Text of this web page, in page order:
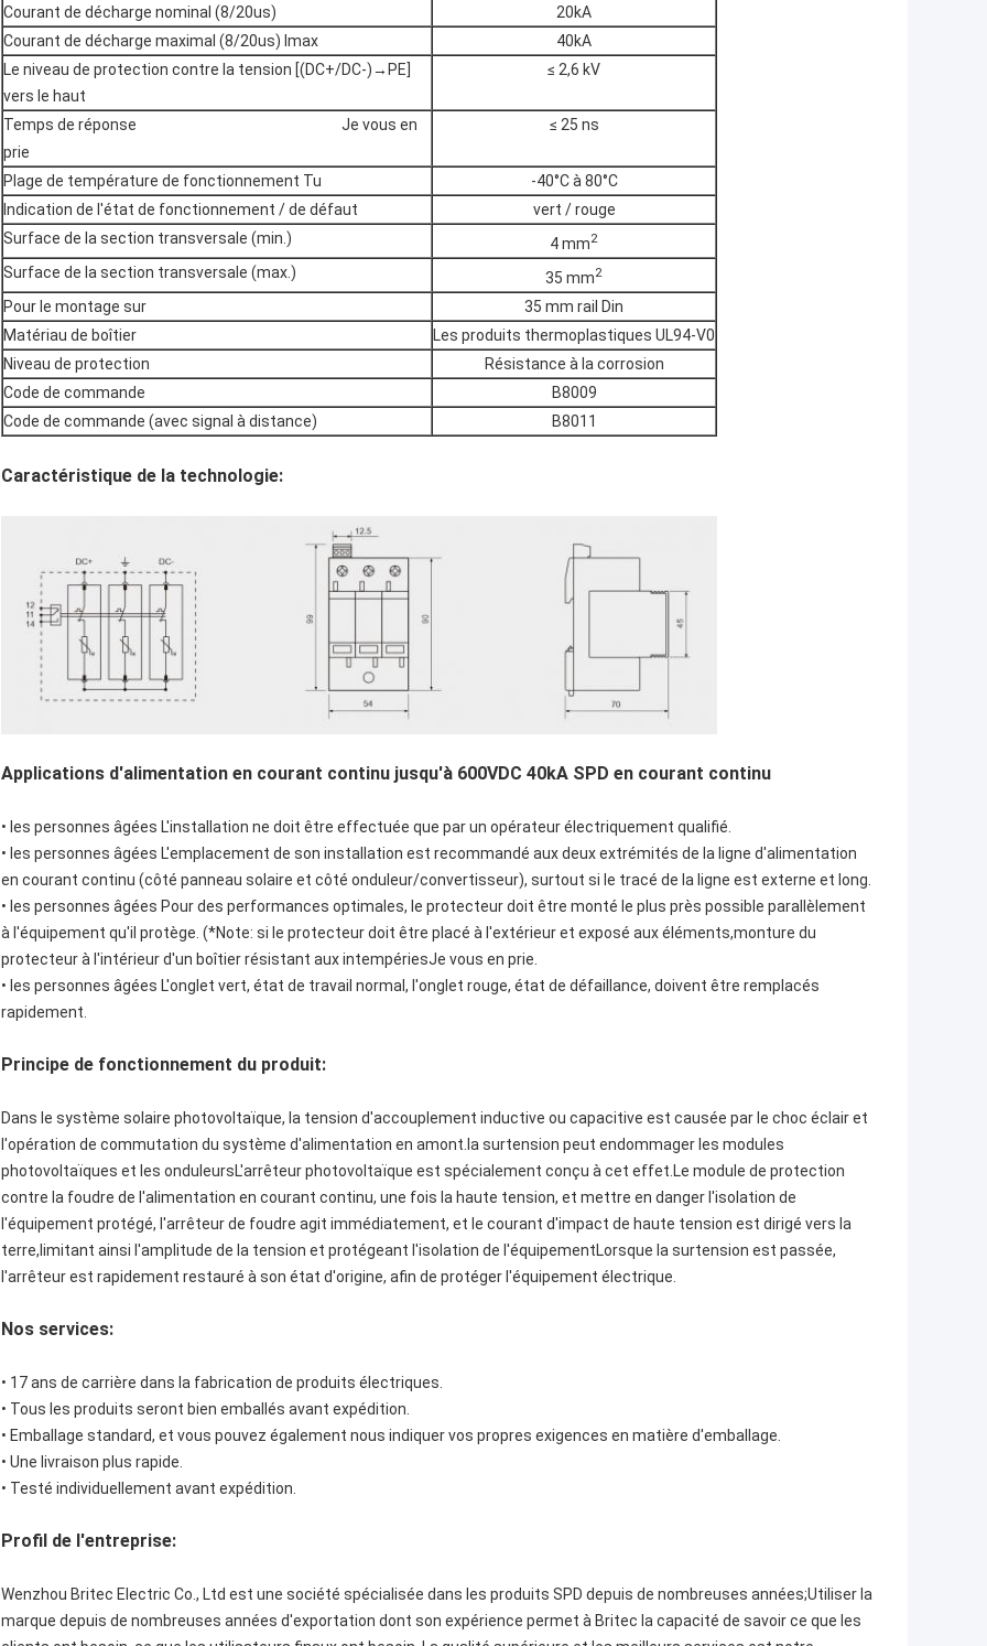
Courant de décharge nominal (8/20us)
20kA
Courant de décharge maximal (8/20us) Imax
40kA
Le niveau de protection contre la tension [(DC+/DC-)→PE]
vers le haut
≤ 2,6 kV
Temps de réponse
Je vous en
prie
≤ 25 ns
Plage de température de fonctionnement Tu
-40°C à 80°C
Indication de l'état de fonctionnement / de défaut
vert / rouge
Surface de la section transversale (min.)
4 mm2
Surface de la section transversale (max.) 35 mm2
Pour le montage sur
35 mm rail Din
Matériau de boîtier
Les produits thermoplastiques UL94-V0
Niveau de protection
Résistance à la corrosion
Code de commande
B8009
Code de commande (avec signal à distance)
B8011
Caractéristique de la technologie:
Applications d'alimentation en courant continu jusqu'à 600VDC 40kA SPD en courant continu
• les personnes âgées L'installation ne doit être effectuée que par un opérateur électriquement qualifié.
• les personnes âgées L'emplacement de son installation est recommandé aux deux extrémités de la ligne d'alimentation
en courant continu (côté panneau solaire et côté onduleur/convertisseur), surtout si le tracé de la ligne est externe et long.
• les personnes âgées Pour des performances optimales, le protecteur doit être monté le plus près possible parallèlement
à l'équipement qu'il protège. (*Note: si le protecteur doit être placé à l'extérieur et exposé aux éléments,monture du
protecteur à l'intérieur d'un boîtier résistant aux intempériesJe vous en prie.
• les personnes âgées L'onglet vert, état de travail normal, l'onglet rouge, état de défaillance, doivent être remplacés
rapidement.
Principe de fonctionnement du produit:
Dans le système solaire photovoltaïque, la tension d'accouplement inductive ou capacitive est causée par le choc éclair et
l'opération de commutation du système d'alimentation en amont.la surtension peut endommager les modules
photovoltaïques et les onduleursL'arrêteur photovoltaïque est spécialement conçu à cet effet.Le module de protection
contre la foudre de l'alimentation en courant continu, une fois la haute tension, et mettre en danger l'isolation de
l'équipement protégé, l'arrêteur de foudre agit immédiatement, et le courant d'impact de haute tension est dirigé vers la
terre,limitant ainsi l'amplitude de la tension et protégeant l'isolation de l'équipementLorsque la surtension est passée,
l'arrêteur est rapidement restauré à son état d'origine, afin de protéger l'équipement électrique.
Nos services:
• 17 ans de carrière dans la fabrication de produits électriques.
• Tous les produits seront bien emballés avant expédition.
• Emballage standard, et vous pouvez également nous indiquer vos propres exigences en matière d'emballage.
• Une livraison plus rapide.
• Testé individuellement avant expédition.
Profil de l'entreprise:
Wenzhou Britec Electric Co., Ltd est une société spécialisée dans les produits SPD depuis de nombreuses années;Utiliser la
marque depuis de nombreuses années d'exportation dont son expérience permet à Britec la capacité de savoir ce que les